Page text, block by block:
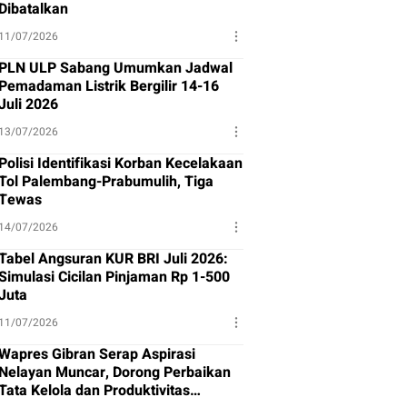
Dibatalkan
11/07/2026
PLN ULP Sabang Umumkan Jadwal
Pemadaman Listrik Bergilir 14-16
2026
13/07/2026
Polisi Identifikasi Korban Kecelakaan
Palembang-Prabumulih, Tiga
14/07/2026
Angsuran KUR BRI Juli 2026:
Cicilan Pinjaman Rp 1-500
11/07/2026
Gibran Serap Aspirasi
Nelayan Muncar, Dorong Perbaikan
Kelola dan Produktivitas